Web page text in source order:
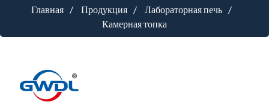
Главная Продукция
Лабораторная печь
Камерная топка